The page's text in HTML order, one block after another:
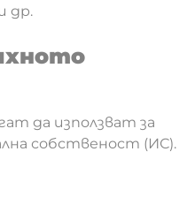
др.
да използват за
собственост (ИС).